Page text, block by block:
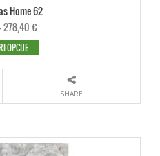
Home 62
278,40 €
OPCIJE
SHARE